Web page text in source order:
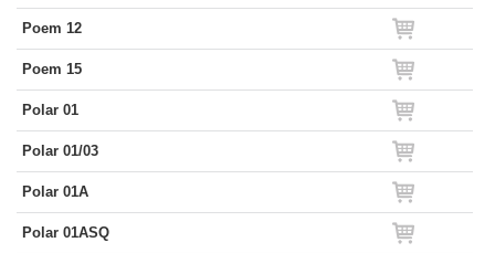
Poem 12
Poem 15
Polar 01
Polar 01/03
Polar 01A
Polar 01ASQ